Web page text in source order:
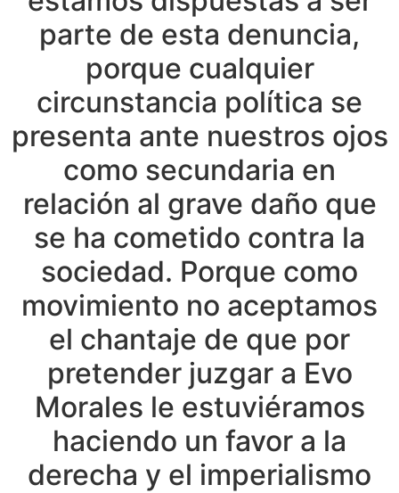
parte de esta denuncia,
porque cualquier
circunstancia política se
presenta ante nuestros ojos
como secundaria en
relación al grave daño que
se ha cometido contra la
sociedad. Porque como
movimiento no aceptamos
el chantaje de que por
pretender juzgar a Evo
Morales le estuviéramos
haciendo un favor a la
derecha y el imperialismo